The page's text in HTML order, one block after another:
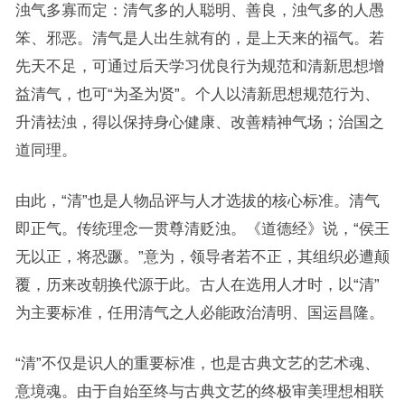
浊气多寡而定：清气多的人聪明、善良，浊气多的人愚
笨、邪恶。清气是人出生就有的，是上天来的福气。若
先天不足，可通过后天学习优良行为规范和清新思想增
益清气，也可“为圣为贤”。个人以清新思想规范行为、
升清祛浊，得以保持身心健康、改善精神气场；治国之
道同理。
由此，“清”也是人物品评与人才选拔的核心标准。清气
即正气。传统理念一贯尊清贬浊。《道德经》说，“侯王
无以正，将恐蹶。”意为，领导者若不正，其组织必遭颠
覆，历来改朝换代源于此。古人在选用人才时，以“清”
为主要标准，任用清气之人必能政治清明、国运昌隆。
“清”不仅是识人的重要标准，也是古典文艺的艺术魂、
意境魂。由于自始至终与古典文艺的终极审美理想相联